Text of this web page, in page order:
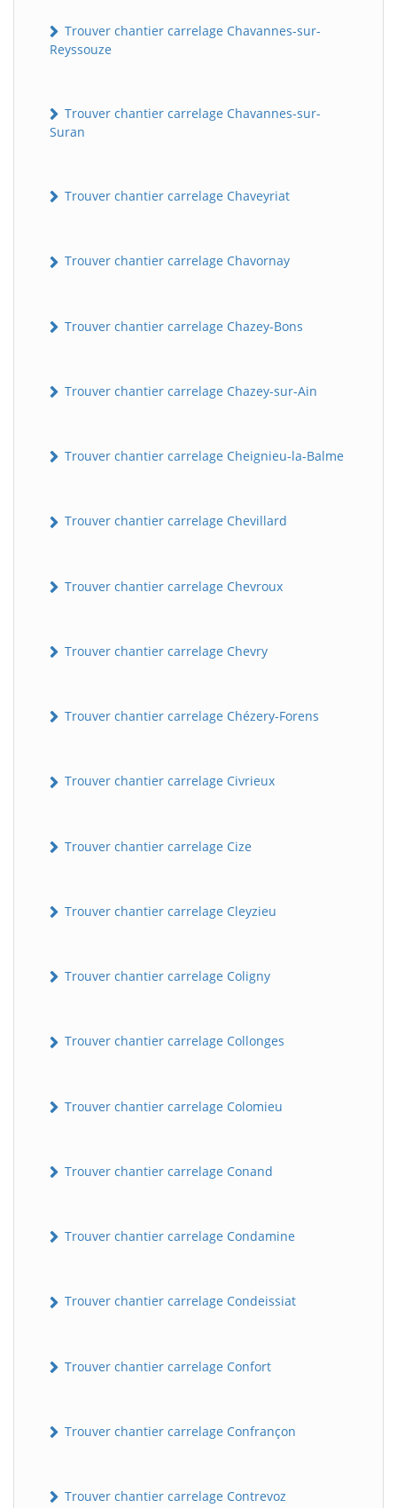
Trouver chantier carrelage Chavannes-sur-
Reyssouze
Trouver chantier carrelage Chavannes-sur-
Suran
Trouver chantier carrelage Chaveyriat
Trouver chantier carrelage Chavornay
Trouver chantier carrelage Chazey-Bons
Trouver chantier carrelage Chazey-sur-Ain
Trouver chantier carrelage Cheignieu-la-Balme
Trouver chantier carrelage Chevillard
Trouver chantier carrelage Chevroux
Trouver chantier carrelage Chevry
Trouver chantier carrelage Chézery-Forens
Trouver chantier carrelage Civrieux
Trouver chantier carrelage Cize
Trouver chantier carrelage Cleyzieu
Trouver chantier carrelage Coligny
Trouver chantier carrelage Collonges
Trouver chantier carrelage Colomieu
Trouver chantier carrelage Conand
Trouver chantier carrelage Condamine
Trouver chantier carrelage Condeissiat
Trouver chantier carrelage Confort
Trouver chantier carrelage Confrançon
Trouver chantier carrelage Contrevoz
BatiWebPro